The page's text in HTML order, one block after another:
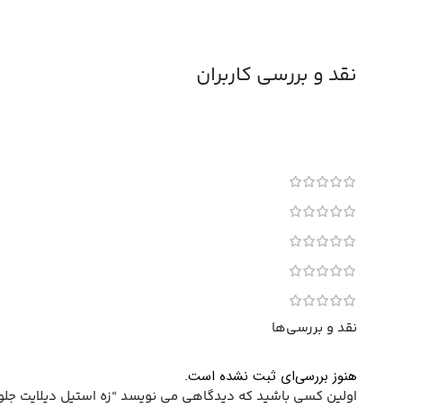
نقد و بررسی کاربران
نقد و بررسی‌ها
هنوز بررسی‌ای ثبت نشده است.
اولین کسی باشید که دیدگاهی می نویسد “زه استیل دیلایت